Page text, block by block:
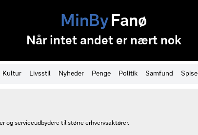
MinByFanø
Når intet andet er nært nok
Kultur Livsstil Nyheder Penge Politik Samfund Spise
og serviceudbydere til større erhvervsaktører.